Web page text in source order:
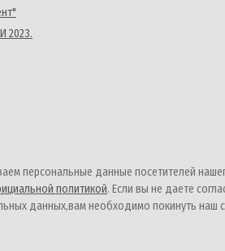
2023.
персональные данные посетителей
политикой. Если вы не даете
данных,вам необходимо покинуть наш